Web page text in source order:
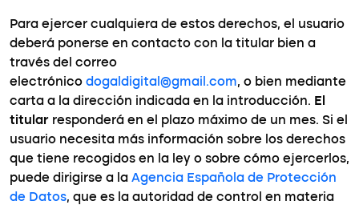
Para ejercer cualquiera de estos derechos, el usuario
deberá ponerse en contacto con la titular bien a
través del correo
electrónico dogaldigital@gmail.com, o bien mediante
carta a la dirección indicada en la introducción. El
titular responderá en el plazo máximo de un mes. Si el
usuario necesita más información sobre los derechos
que tiene recogidos en la ley o sobre cómo ejercerlos,
puede dirigirse a la Agencia Española de Protección
de Datos, que es la autoridad de control en materia